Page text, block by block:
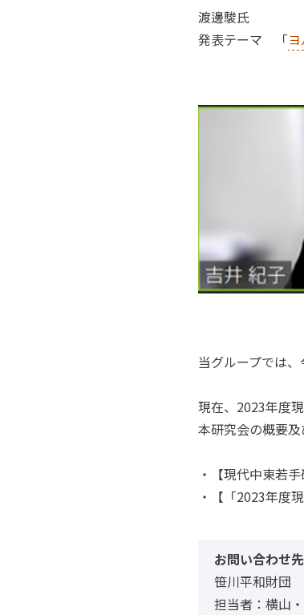
渡邊駿氏
発表テーマ 「
当グループでは
現在、2023年度
本研究会の概要
・【現代中東若
・【「2023年度
お問い合わせ先
笹川平和財団
担当者：横山